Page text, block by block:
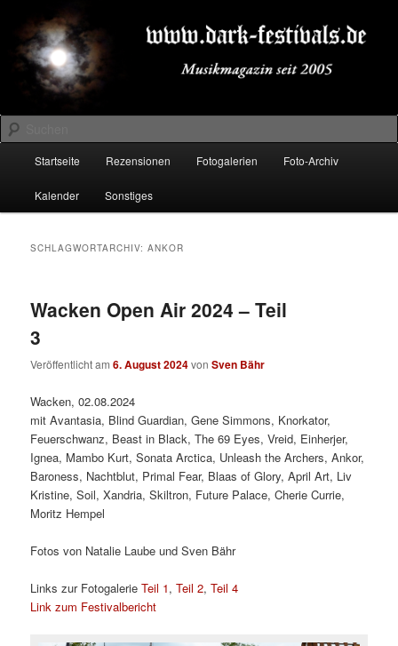
primären
Inhalt
springen
sekundären
Inhalt
springenDARK-FESTIVALS.DE
Suchen
Startseite Rezensionen Fotogalerien Foto-Archiv
Kalender Sonstiges
SCHLAGWORTARCHIV:ANKOR
Wacken Open Air 2024 – Teil
3
Veröffentlicht am6. August 2024vonSven Bähr
Wacken, 02.08.2024
mit Avantasia, Blind Guardian, Gene Simmons, Knorkator,
Feuerschwanz, Beast in Black, The 69 Eyes, Vreid, Einherjer,
Ignea, Mambo Kurt, Sonata Arctica, Unleash the Archers, Ankor,
Baroness, Nachtblut, Primal Fear, Blaas of Glory, April Art, Liv
Kristine, Soil, Xandria, Skiltron, Future Palace, Cherie Currie,
Moritz Hempel
Fotos von Natalie Laube und Sven Bähr
Links zur FotogalerieTeil 1,Teil 2,Teil 4
Link zum Festivalbericht